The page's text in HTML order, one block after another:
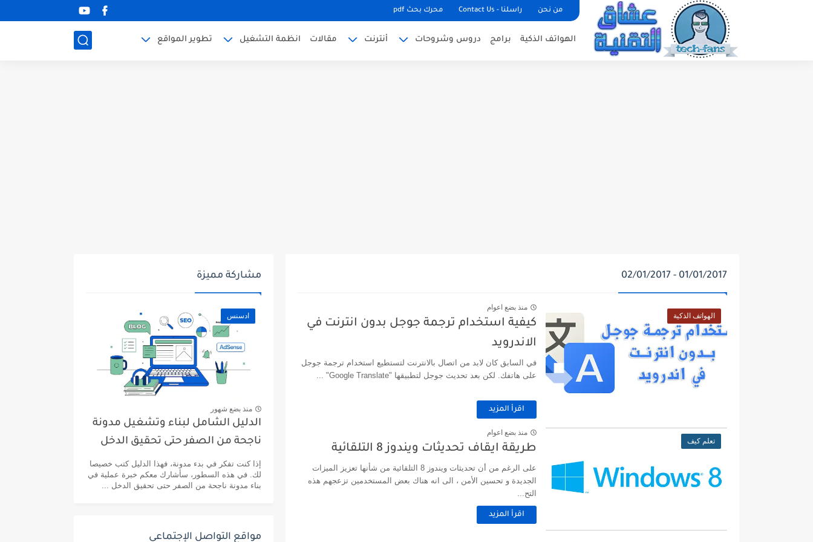
من نحن راسلنا - Contact Us محرك بحث pdf
الهواتف الذكية برامج دروس وشروحات أنترنت مقالات انظمة التشغيل تطوير المواقع
01/01/2017 - 02/01/2017
الهواتف الذكية
منذ بضع اعوام
كيفية استخدام ترجمة جوجل بدون انترنت في
الاندرويد
في السابق كان لابد من اتصال بالانترنت لتستطيع استخدام ترجمة جوجل
على هاتفك. لكن بعد تحديث جوجل لتطبيقها "Google Translate" ...
اقرأ المزيد
تعلم كيف
منذ بضع اعوام
طريقة ايقاف تحديثات ويندوز 8 التلقائية
على الرغم من أن تحديثات ويندوز 8 التلقائية من شأنها تعزيز الميزات
الجديدة و تحسين الأمن ، الى انه هناك بعض المستخدمين تزعجهم هذه
التح...
اقرأ المزيد
مشاركة مميزة
ادسنس
منذ بضع شهور
الدليل الشامل لبناء وتشغيل مدونة
ناجحة من الصفر حتى تحقيق الدخل
إذا كنت تفكر في بدء مدونة، فهذا الدليل كتب خصيصا
لك. في هذه السطور، سأشارك معكم خبرة عملية في
بناء مدونة ناجحة من الصفر حتى تحقيق الدخل ...
مواقع التواصل الإجتماعي